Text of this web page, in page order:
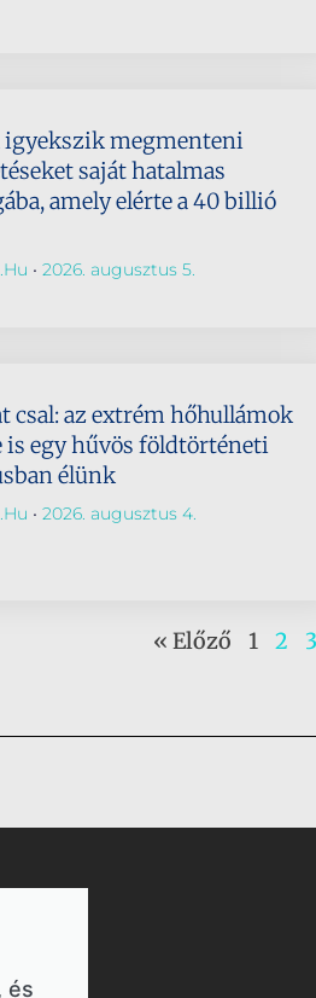
igyekszik megmenteni
saját hatalmas
amely elérte a 40 billió
2026. augusztus 5.
csal: az extrém hőhullámok
is egy hűvös földtörténeti
élünk
2026. augusztus 4.
« Előző 1 2 3
és